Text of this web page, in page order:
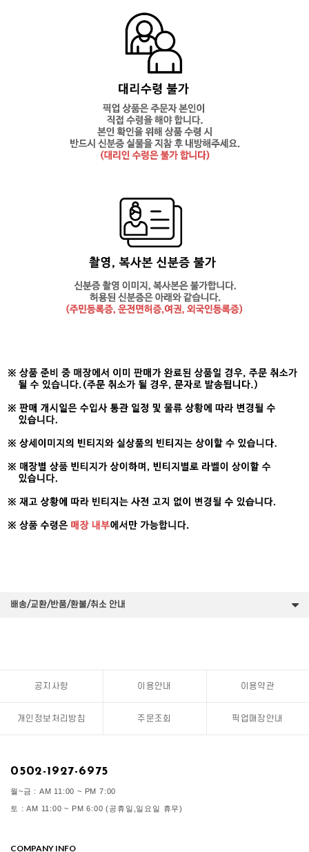
배송/교환/반품/환불/취소 안내
공지사항 이용안내 이용약관
개인정보처리방침 주문조회 픽업매장안내
0502-1927-6975
월~금 : AM 11:00 ~ PM 7:00
토 : AM 11:00 ~ PM 6:00 (공휴일,일요일 휴무)
COMPANY INFO